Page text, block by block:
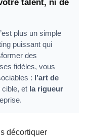
talent, ni de
plus un simple
puissant qui
des
fidèles, vous
: l’art de
cible, et la rigueur
décortiquer